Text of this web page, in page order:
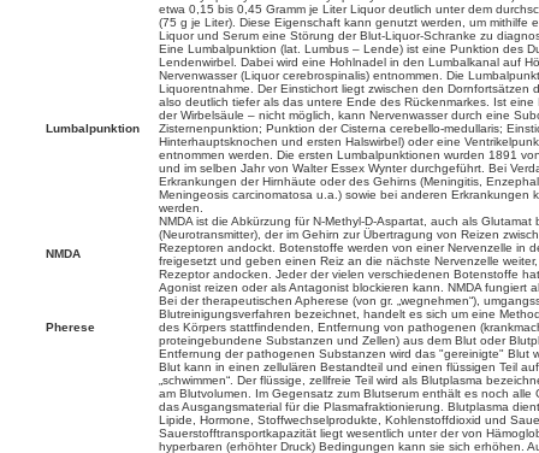
etwa 0,15 bis 0,45 Gramm je Liter Liquor deutlich unter dem
(75 g je Liter). Diese Eigenschaft kann genutzt werden, um mithilfe
Liquor und Serum eine Störung der Blut-Liquor-Schranke zu
Lumbalpunktion
Eine Lumbalpunktion (lat. Lumbus – Lende) ist eine Punktion des
Lendenwirbel. Dabei wird eine Hohlnadel in den Lumbalkanal auf
Nervenwasser (Liquor cerebrospinalis) entnommen. Die
Liquorentnahme. Der Einstichort liegt zwischen den Dornfortsätzen
also deutlich tiefer als das untere Ende des Rückenmarkes. Ist
der Wirbelsäule – nicht möglich, kann Nervenwasser durch eine
Zisternenpunktion; Punktion der Cisterna cerebello-medullaris;
Hinterhauptsknochen und ersten Halswirbel) oder eine
entnommen werden. Die ersten Lumbalpunktionen wurden 1891
und im selben Jahr von Walter Essex Wynter durchgeführt. Bei
Erkrankungen der Hirnhäute oder des Gehirns (Meningitis,
Meningeosis carcinomatosa u.a.) sowie bei anderen Erkrankungen
werden.
NMDA
NMDA ist die Abkürzung für N-Methyl-D-Aspartat, auch als
(Neurotransmitter), der im Gehirn zur Übertragung von Reizen
Rezeptoren andockt. Botenstoffe werden von einer Nervenzelle in
freigesetzt und geben einen Reiz an die nächste Nervenzelle
Rezeptor andocken. Jeder der vielen verschiedenen Botenstoffe
Agonist reizen oder als Antagonist blockieren kann. NMDA fungiert
Pherese
Bei der therapeutischen Apherese (von gr. „wegnehmen“),
Blutreinigungsverfahren bezeichnet, handelt es sich um eine
des Körpers stattfindenden, Entfernung von pathogenen
proteingebundene Substanzen und Zellen) aus dem Blut oder
Entfernung der pathogenen Substanzen wird das "gereinigte" Blut
Blut kann in einen zellulären Bestandteil und einen flüssigen Teil
„schwimmen“. Der flüssige, zellfreie Teil wird als Blutplasma
am Blutvolumen. Im Gegensatz zum Blutserum enthält es noch alle
das Ausgangsmaterial für die Plasmafraktionierung. Blutplasma
Lipide, Hormone, Stoffwechselprodukte, Kohlenstoffdioxid und
Sauerstofftransportkapazität liegt wesentlich unter der von
hyperbaren (erhöhter Druck) Bedingungen kann sie sich erhöhen.